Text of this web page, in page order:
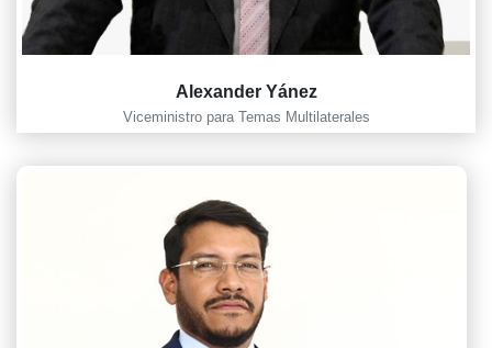
Alexander Yánez
Viceministro para Temas Multilaterales